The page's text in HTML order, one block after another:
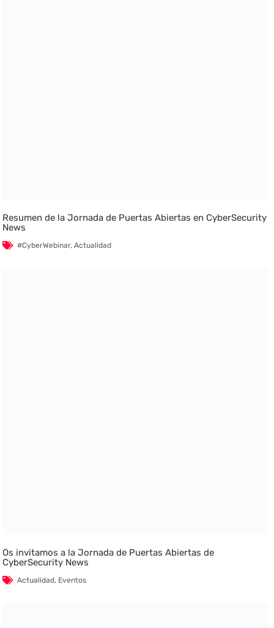
Resumen de la Jornada de Puertas Abiertas en CyberSecurity
News
#CyberWebinar,Actualidad
Os invitamos a la Jornada de Puertas Abiertas de
CyberSecurity News
Actualidad, Eventos